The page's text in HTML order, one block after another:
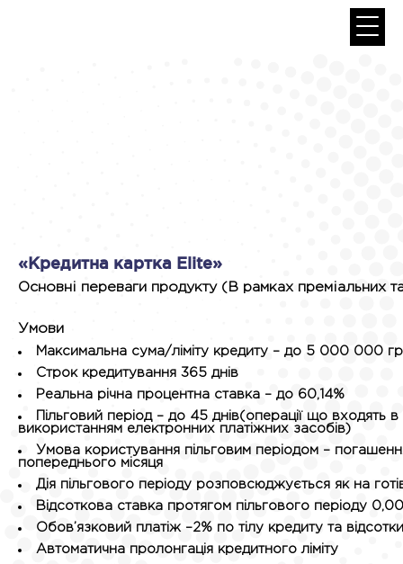
«Кредитна картка Elite»
Основні переваги продукту (В рамках преміальних
Умови
Максимальна сума/ліміту кредиту – до 5 000 000
Строк кредитування 365 днів
Реальна річна процентна ставка – до 60,14%
Пільговий період – до 45 днів(операції що входять в
використанням електронних платіжних засобів)
Умова користування пільговим періодом –
попереднього місяця
Дія пільгового періоду розповсюджується як на
Відсоткова ставка протягом пільгового періоду
Обов’язковий платіж –2% по тілу кредиту та
Автоматична пролонгація кредитного ліміту